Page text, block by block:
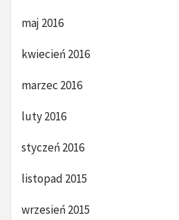
maj 2016
kwiecień 2016
marzec 2016
luty 2016
styczeń 2016
listopad 2015
wrzesień 2015